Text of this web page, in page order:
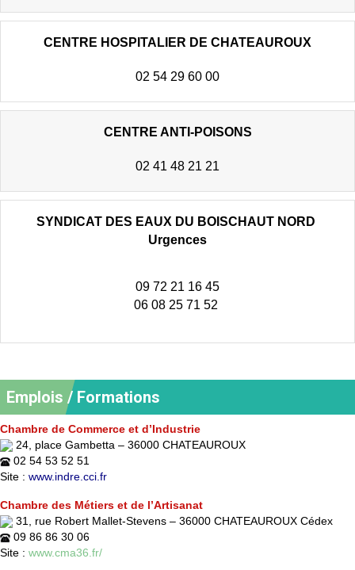
CENTRE HOSPITALIER DE CHATEAUROUX
02 54 29 60 00
CENTRE ANTI-POISONS
02 41 48 21 21
SYNDICAT DES EAUX DU BOISCHAUT NORD
Urgences
09 72 21 16 45
06 08 25 71 52
Emplois / Formations
Chambre de Commerce et d’Industrie
24, place Gambetta – 36000 CHATEAUROUX
02 54 53 52 51
Site : www.indre.cci.fr
Chambre des Métiers et de l’Artisanat
31, rue Robert Mallet-Stevens – 36000 CHATEAUROUX Cédex
09 86 86 30 06
Site : www.cma36.fr/